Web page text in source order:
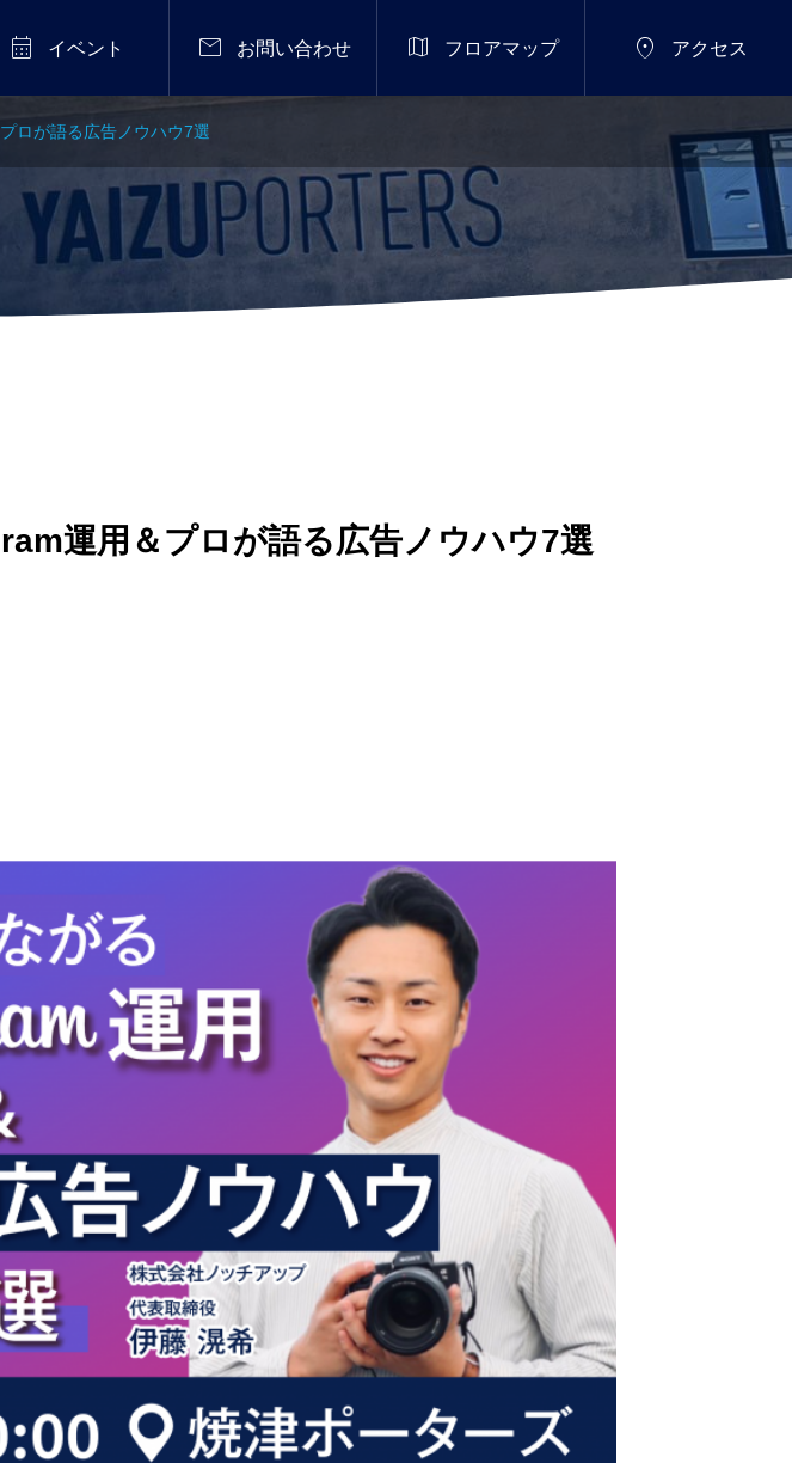
 イベント  お問い合わせ  フロアマップ  アクセス
ロが語る広告ノウハウ7選
運用＆プロが語る広告ノウハウ7選